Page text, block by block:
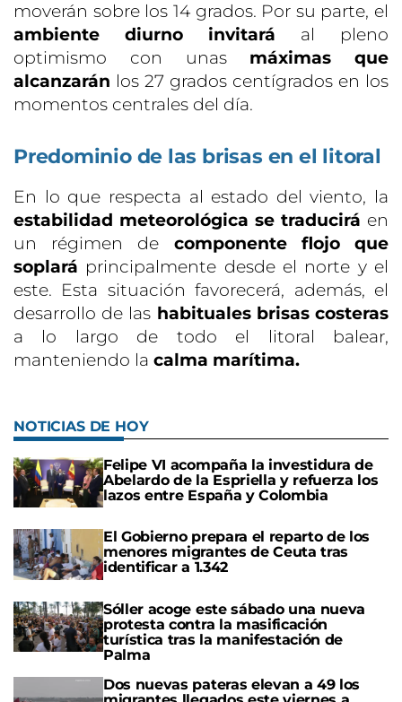
moverán sobre los 14 grados. Por su parte, el
ambiente diurno invitará al pleno
optimismo con unas máximas que
alcanzarán los 27 grados centígrados en los
momentos centrales del día.
Predominio de las brisas en el litoral
En lo que respecta al estado del viento, la
estabilidad meteorológica se traducirá en
un régimen de componente flojo que
soplará principalmente desde el norte y el
este. Esta situación favorecerá, además, el
desarrollo de las habituales brisas costeras
a lo largo de todo el litoral balear,
manteniendo la calma marítima.
NOTICIAS DE HOY
Felipe VI acompaña la investidura de
Abelardo de la Espriella y refuerza los
lazos entre España y Colombia
El Gobierno prepara el reparto de los
menores migrantes de Ceuta tras
identificar a 1.342
Sóller acoge este sábado una nueva
protesta contra la masificación
turística tras la manifestación de
Palma
Dos nuevas pateras elevan a 49 los